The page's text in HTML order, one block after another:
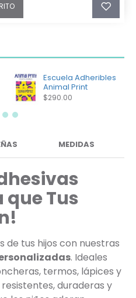
Escuela Adheribles
Animal Print
$290.00
MEDIDAS
que Tus
de tus hijos con nuestras
. Ideales
termos, lápices y
duraderas y